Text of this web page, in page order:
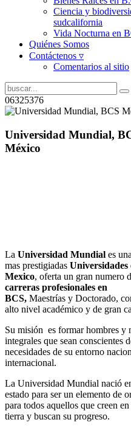
Ciencia y
sudcalifornia
Vida Nocturna en
Quiénes Somos
Contáctenos ▿
Comentarios al sitio
06325376
Universidad Mundial,
México
La Universidad Mundial es
mas prestigiadas Universidades
Mexico, oferta un gran numero
carreras profesionales en
BCS, Maestrías y Doctorado,
alto nivel académico y de gran
Su misión es formar hombres y
integrales que sean conscientes
necesidades de su entorno
internacional.
La Universidad Mundial nació
estado para ser un elemento de
para todos aquellos que creen en
tierra y buscan su progreso.